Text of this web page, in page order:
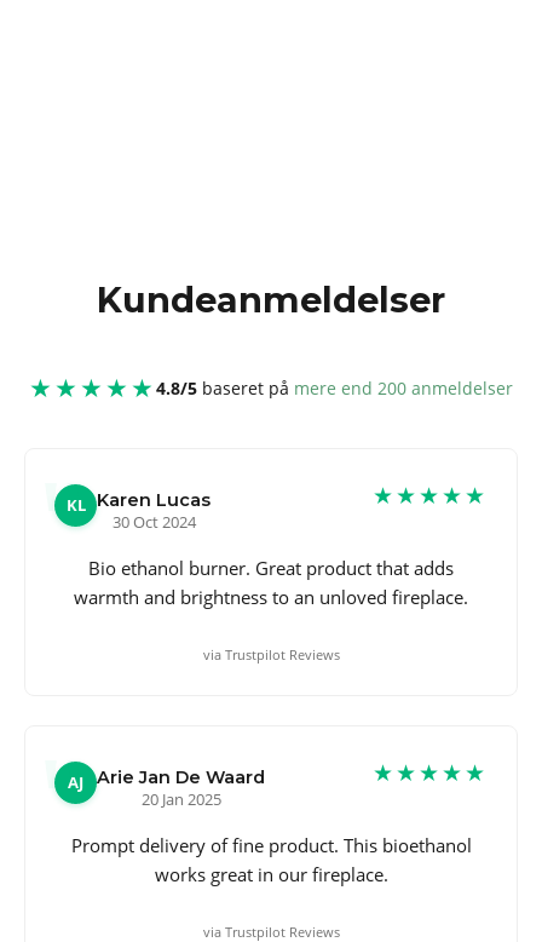
Kundeanmeldelser
★★★★★ 4.8/5 baseret på mere end 200 anmeldelser
KL Karen Lucas
30 Oct 2024
★★★★★
Bio ethanol burner. Great product that adds
warmth and brightness to an unloved fireplace.
via Trustpilot Reviews
AJ
Arie Jan De Waard
20 Jan 2025
★★★★★
Prompt delivery of fine product. This bioethanol
works great in our fireplace.
via Trustpilot Reviews